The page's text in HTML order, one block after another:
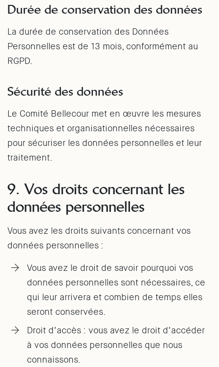
Durée de conservation des données
La durée de conservation des Données
Personnelles est de 13 mois, conformément au
RGPD.
Sécurité des données
Le Comité Bellecour met en œuvre les mesures
techniques et organisationnelles nécessaires
pour sécuriser les données personnelles et leur
traitement.
9. Vos droits concernant les
données personnelles
Vous avez les droits suivants concernant vos
données personnelles :
Vous avez le droit de savoir pourquoi vos
données personnelles sont nécessaires, ce
qui leur arrivera et combien de temps elles
seront conservées.
Droit d’accès : vous avez le droit d’accéder
à vos données personnelles que nous
connaissons.